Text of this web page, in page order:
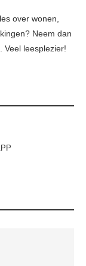
over wonen,
Neem dan
Veel leesplezier!